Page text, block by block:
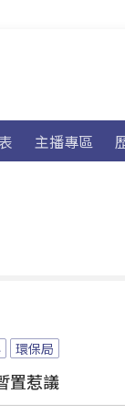
主播專區
環保局
置惹議